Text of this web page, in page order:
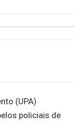
(UPA)
policiais de